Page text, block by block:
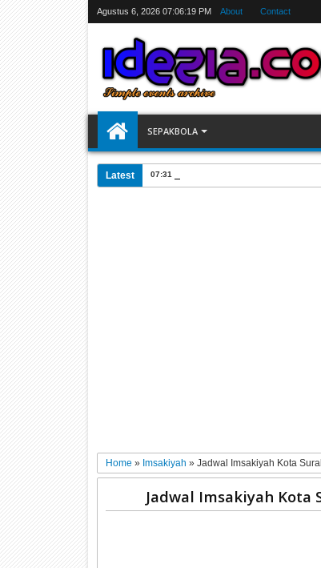
Agustus 6, 2026 07:06:20 PM About Contact
SEPAKBOLA
Latest 07:31 AM
Home » Imsakiyah » Jadwal Imsakiyah Kota
Jadwal Imsakiyah Kota